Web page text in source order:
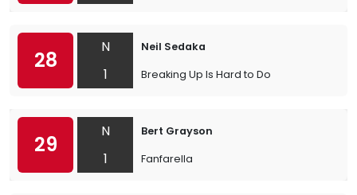
28
N
1
Neil Sedaka
Breaking Up Is Hard to Do
29
N
1
Bert Grayson
Fanfarella